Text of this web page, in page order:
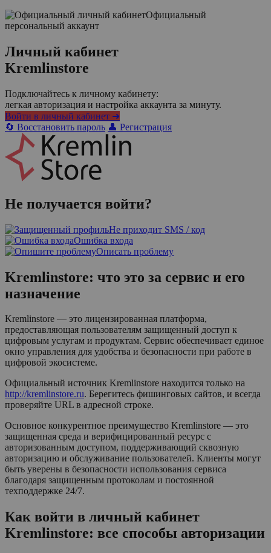
Официальный
персональный аккаунт
Личный кабинет
Kremlinstore
Подключайтесь к личному кабинету:
легкая авторизация и настройка аккаунта за минуту.
Войти в личный кабинет ➜
🔄 Восстановить пароль 👤 Регистрация
Не получается войти?
Не приходит SMS / код
Ошибка входа
Описать проблему
Kremlinstore: что это за сервис и его
назначение
Kremlinstore — это лицензированная платформа,
предоставляющая пользователям защищенный доступ к
цифровым услугам и продуктам. Сервис обеспечивает единое
окно управления для удобства и безопасности при работе в
цифровой экосистеме.
Официальный источник Kremlinstore находится только на
http://kremlinstore.ru. Берегитесь фишинговых сайтов, и всегда
проверяйте URL в адресной строке.
Основное конкурентное преимущество Kremlinstore — это
защищенная среда и верифицированный ресурс с
авторизованным доступом, поддерживающий сквозную
авторизацию и обслуживание пользователей. Клиенты могут
быть уверены в безопасности использования сервиса
благодаря защищенным протоколам и постоянной
техподдержке 24/7.
Как войти в личный кабинет
Kremlinstore: все способы авторизации